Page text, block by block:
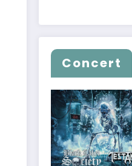
Concert